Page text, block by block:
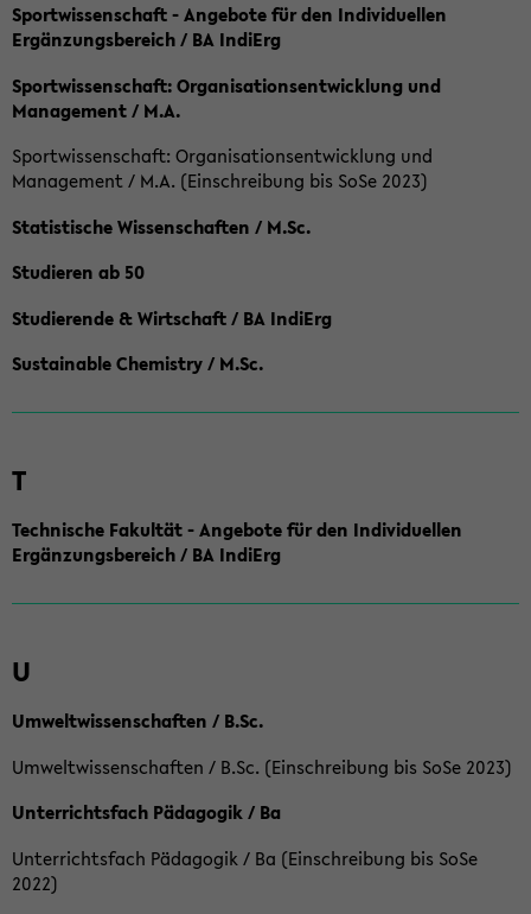
Sportwissenschaft - Angebote für den Individuellen
Ergänzungsbereich / BA IndiErg
Sportwissenschaft: Organisationsentwicklung und
Management / M.A.
Sportwissenschaft: Organisationsentwicklung und
Management / M.A. (Einschreibung bis SoSe 2023)
Statistische Wissenschaften / M.Sc.
Studieren ab 50
Studierende & Wirtschaft / BA IndiErg
Sustainable Chemistry / M.Sc.
T
Technische Fakultät - Angebote für den Individuellen
Ergänzungsbereich / BA IndiErg
U
Umweltwissenschaften / B.Sc.
Umweltwissenschaften / B.Sc. (Einschreibung bis SoSe 2023)
Unterrichtsfach Pädagogik / Ba
Unterrichtsfach Pädagogik / Ba (Einschreibung bis SoSe
2022)